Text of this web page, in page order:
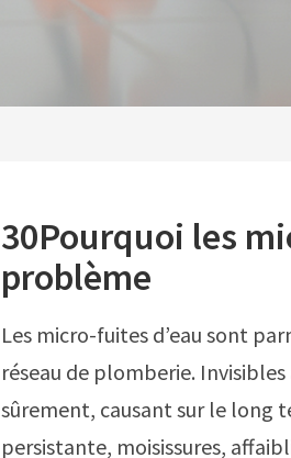
30Pourquoi les
problème
Les micro-fuites d’eau sont
réseau de plomberie.
sûrement, causant sur le long
persistante, moisissures,